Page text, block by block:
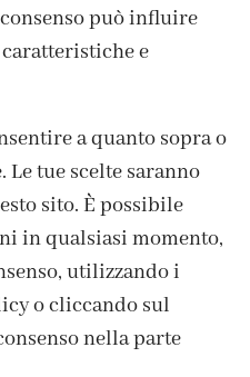
può influire
e
a quanto sopra o
Le tue scelte saranno
sito. È possibile
in qualsiasi momento,
utilizzando i
o cliccando sul
nella parte
POLICY